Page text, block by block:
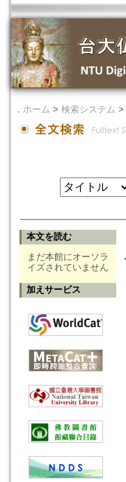
． ホーム > 検索システム >
本文を読む
まだ本館にオーソラ
イズされていません
加えサービス